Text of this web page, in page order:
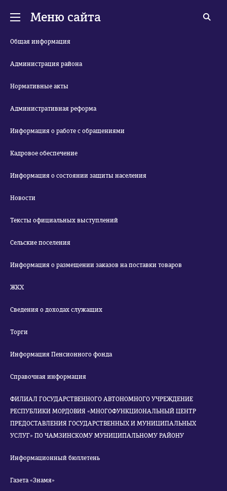
Меню сайта
Общая информация
Администрация района
Нормативные акты
Административная реформа
Информация о работе с обращениями
Кадровое обеспечение
Информация о состоянии защиты населения
Новости
Тексты официальных выступлений
Сельские поселения
Информация о размещении заказов на поставки товаров
ЖКХ
Сведения о доходах служащих
Торги
Информация Пенсионного фонда
Справочная информация
ФИЛИАЛ ГОСУДАРСТВЕННОГО АВТОНОМНОГО УЧРЕЖДЕНИЕ
РЕСПУБЛИКИ МОРДОВИЯ «МНОГОФУНКЦИОНАЛЬНЫЙ ЦЕНТР
ПРЕДОСТАВЛЕНИЯ ГОСУДАРСТВЕННЫХ И МУНИЦИПАЛЬНЫХ
УСЛУГ» ПО ЧАМЗИНСКОМУ МУНИЦИПАЛЬНОМУ РАЙОНУ
Информационный бюллетень
Газета «Знамя»